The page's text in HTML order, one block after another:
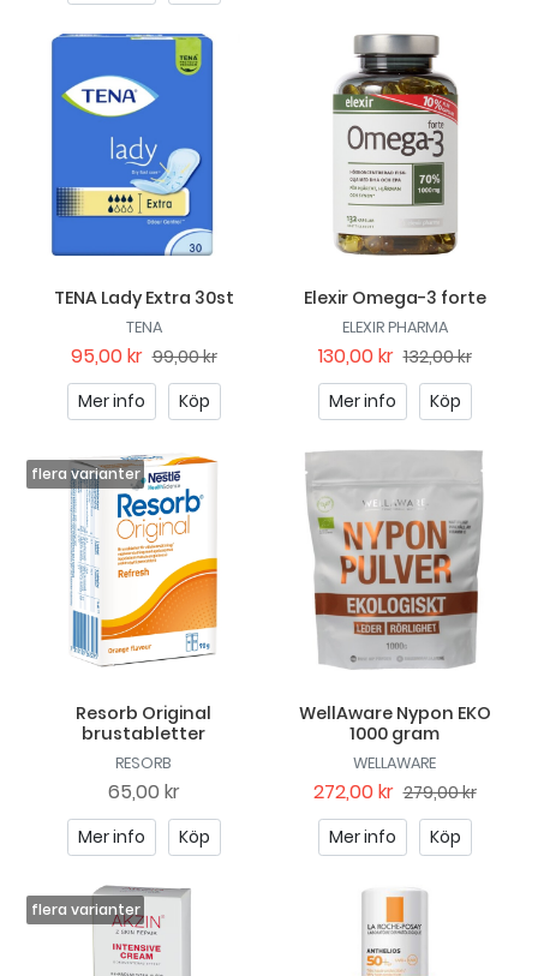
TENA Lady Extra 30st
TENA
95,00 kr 99,00 kr
Mer info
Köp
Elexir Omega-3 forte
ELEXIR PHARMA
130,00 kr 132,00 kr
Mer info
Köp
Resorb Original
brustabletter
RESORB
65,00 kr
Mer info Köp
WellAware Nypon EKO
1000 gram
WELLAWARE
272,00 kr 279,00 kr
Mer info
Köp